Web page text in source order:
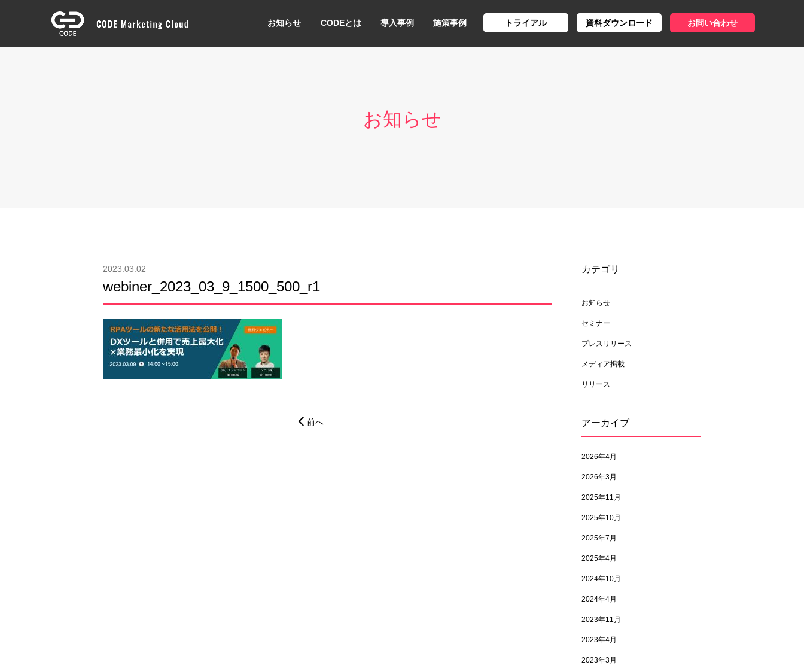
お知らせ CODEとは 導入事例 施策事例 トライアル 資料ダウンロード お問い合わせ
お知らせ
2023.03.02
webiner_2023_03_9_1500_500_r1
前へ
カテゴリ
お知らせ
セミナー
プレスリリース
メディア掲載
リリース
アーカイブ
2026年4月
2026年3月
2025年11月
2025年10月
2025年7月
2025年4月
2024年10月
2024年4月
2023年11月
2023年4月
2023年3月